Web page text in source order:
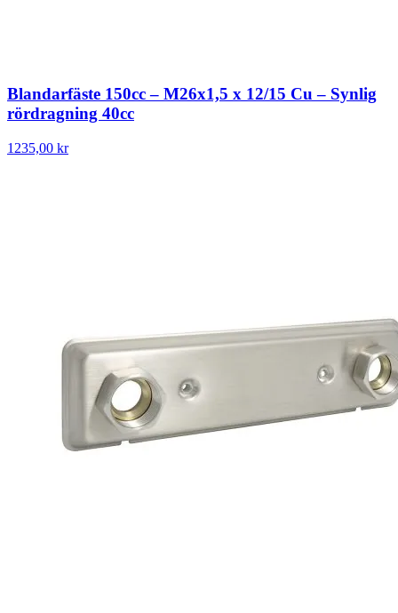
Blandarfäste 150cc – M26x1,5 x 12/15 Cu – Synlig
rördragning 40cc
1235,00 kr